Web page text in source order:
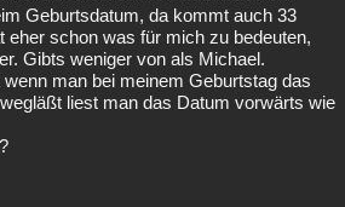
Geburtsdatum, da kommt auch 33
eher schon was für mich zu bedeuten,
Gibts weniger von als Michael.
man bei meinem Geburtstag das
liest man das Datum vorwärts wie